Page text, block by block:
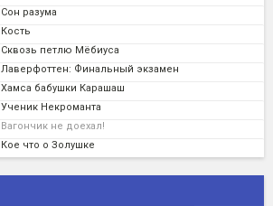
Сон разума
Кость
Сквозь петлю Мёбиуса
Лаверфоттен: Финальный экзамен
Хамса бабушки Карашаш
Ученик Некроманта
Вагончик не доехал!
Кое что о Золушке